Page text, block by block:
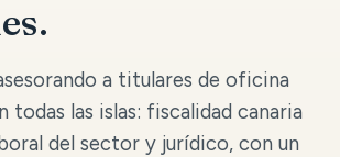
a titulares de oficina
todas las islas: fiscalidad canaria
del sector y jurídico, con un